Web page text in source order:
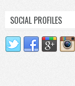
SOCIAL PROFILES